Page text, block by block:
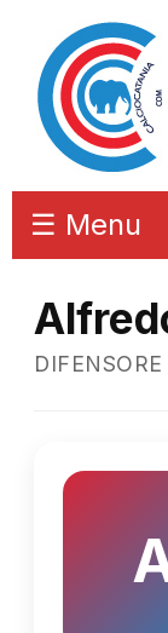
☰ Menu
DIFENSORE